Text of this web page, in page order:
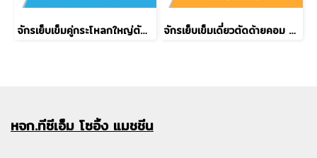
จักรเย็บเข็มคู่กระโหลกใหญ่ตัดด้ายคอม ยกเข็ม (ผ้าหนา) JACK รุ่น JK-58750J-A-105 จักรเย็บเข็มเดี่ยวตัดด้ายคอม ระบบ AI AITU รุ่น AI-10
หจก.ทีซีเอ็มโซอิ้ง แมชชีน